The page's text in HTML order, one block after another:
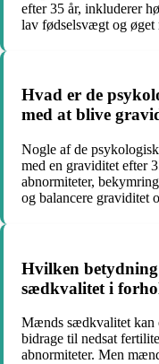
efter 35 år, inkluderer
lav fødselsvægt og øget
Hvad er de
med at blive
Nogle af de
med en graviditet efter
abnormiteter,
og balancere graviditet
Hvilken
sædkvalitet i
Mænds sædkvalitet kan
bidrage til nedsat
abnormiteter. Men